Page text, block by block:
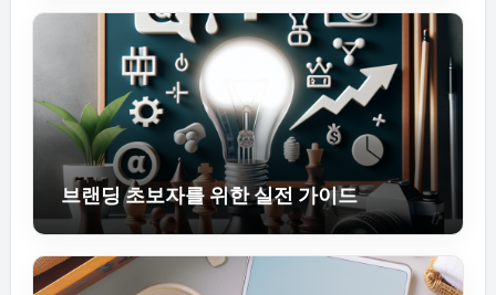
브랜딩 초보자를 위한 실전 가이드